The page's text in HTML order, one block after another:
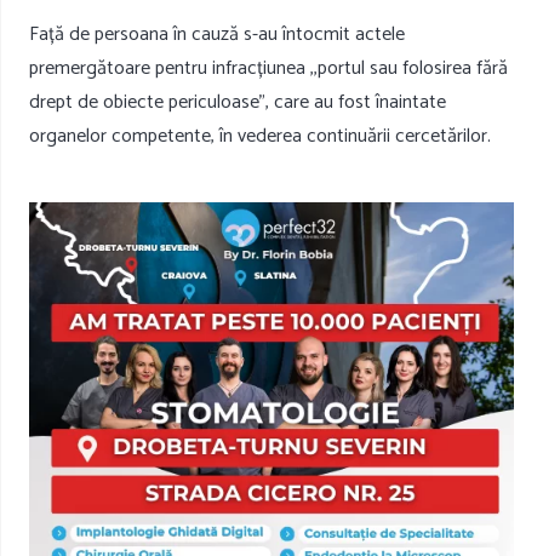
Față de persoana în cauză s-au întocmit actele
premergătoare pentru infracțiunea ,,portul sau folosirea fără
drept de obiecte periculoase”, care au fost înaintate
organelor competente, în vederea continuării cercetărilor.